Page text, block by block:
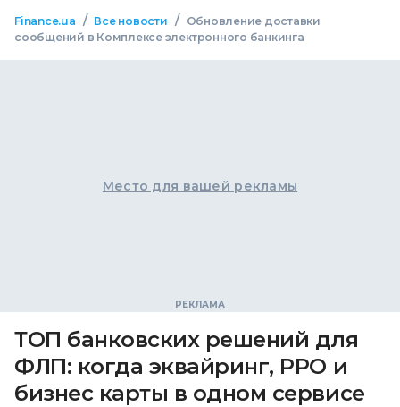
Finance.ua / Все новости /
Обновление доставки
сообщений в Комплексе электронного банкинга
Место для вашей рекламы
ТОП банковских решений для
ФЛП: когда эквайринг, РРО и
бизнес карты в одном сервисе